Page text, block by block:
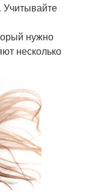
нужно
несколько